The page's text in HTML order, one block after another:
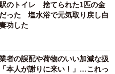
のトイレ 捨てられた1匹の金
った 塩水浴で元気取り戻し白
功した
者の誤配や荷物のいい加減な扱
本人が謝りに来い！」…これっ